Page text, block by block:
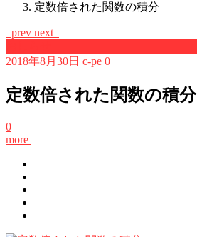
定数倍された関数の積分
prev next
2018年8月30日 c-pe 0
定数倍された関数の積分
0
more